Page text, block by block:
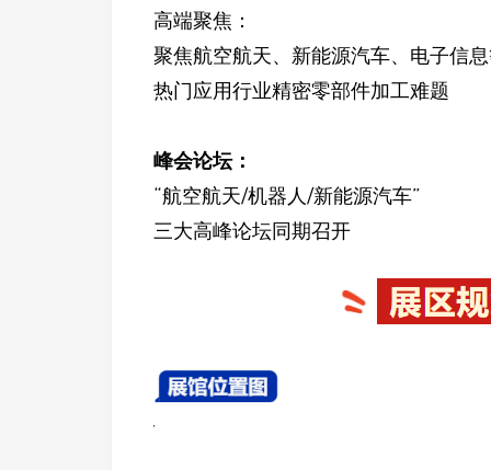
高端聚焦：
聚焦航空航天、新能源汽车、电子信
热门应用行业精密零部件加工难题
峰会论坛：
“航空航天/机器人/新能源汽车”
三大高峰论坛同期召开